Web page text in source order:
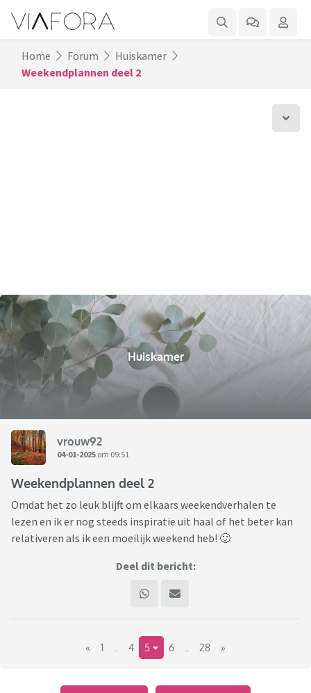
Home Forum
Huiskamer
Weekendplannen deel 2
Huiskamer
vrouw92
04-01-2025 om 09:51
Weekendplannen deel 2
Omdat het zo leuk blijft om elkaars weekendverhalen te
lezen en ik er nog steeds inspiratie uit haal of het beter kan
relativeren als ik een moeilijk weekend heb! 🙂
Deel dit bericht:
« 1 4 5 6 28 »